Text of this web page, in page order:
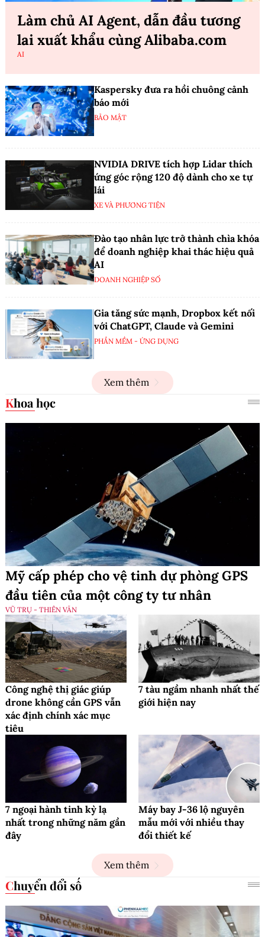
Làm chủ AI Agent, dẫn đầu tương
lai xuất khẩu cùng Alibaba.com
AI
Kaspersky đưa ra hồi chuông cảnh
báo mới
BẢO MẬT
NVIDIA DRIVE tích hợp Lidar thích
ứng góc rộng 120 độ dành cho xe tự
lái
XE VÀ PHƯƠNG TIỆN
Đào tạo nhân lực trở thành chìa khóa
để doanh nghiệp khai thác hiệu quả
AI
DOANH NGHIỆP SỐ
Gia tăng sức mạnh, Dropbox kết nối
với ChatGPT, Claude và Gemini
PHẦN MỀM - ỨNG DỤNG
Xem thêm
Khoa học
Mỹ cấp phép cho vệ tinh dự phòng GPS
đầu tiên của một công ty tư nhân
VŨ TRỤ - THIÊN VĂN
Công nghệ thị giác giúp
drone không cần GPS vẫn
xác định chính xác mục
tiêu
7 tàu ngầm nhanh nhất thế
giới hiện nay
7 ngoại hành tinh kỳ lạ
nhất trong những năm gần
đây
Máy bay J-36 lộ nguyên
mẫu mới với nhiều thay
đổi thiết kế
Xem thêm
Chuyển đổi số